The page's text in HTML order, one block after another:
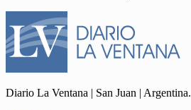
Diario La Ventana | San Juan | Argentina.